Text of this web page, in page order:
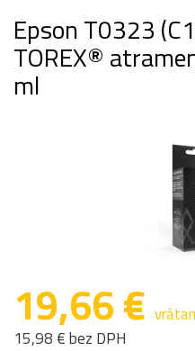
Epson T0323
TOREX®
ml
19,66 €
15,98 € bez DPH